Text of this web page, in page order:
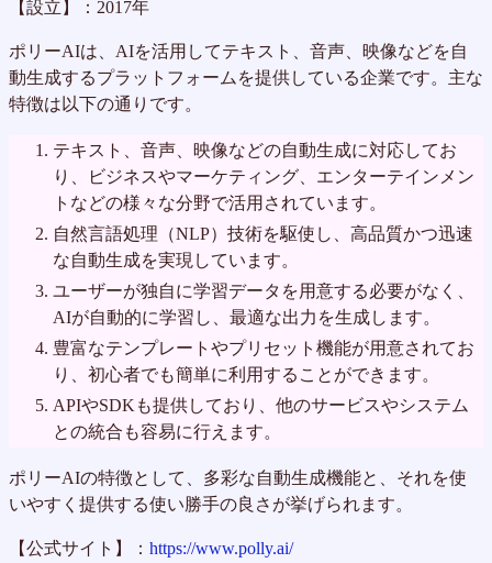
【設立】：2017年
ポリーAIは、AIを活用してテキスト、音声、映像などを自
動生成するプラットフォームを提供している企業です。主な
特徴は以下の通りです。
テキスト、音声、映像などの自動生成に対応してお
り、ビジネスやマーケティング、エンターテインメン
トなどの様々な分野で活用されています。
自然言語処理（NLP）技術を駆使し、高品質かつ迅速
な自動生成を実現しています。
ユーザーが独自に学習データを用意する必要がなく、
AIが自動的に学習し、最適な出力を生成します。
豊富なテンプレートやプリセット機能が用意されてお
り、初心者でも簡単に利用することができます。
APIやSDKも提供しており、他のサービスやシステム
との統合も容易に行えます。
ポリーAIの特徴として、多彩な自動生成機能と、それを使
いやすく提供する使い勝手の良さが挙げられます。
【公式サイト】： https://www.polly.ai/